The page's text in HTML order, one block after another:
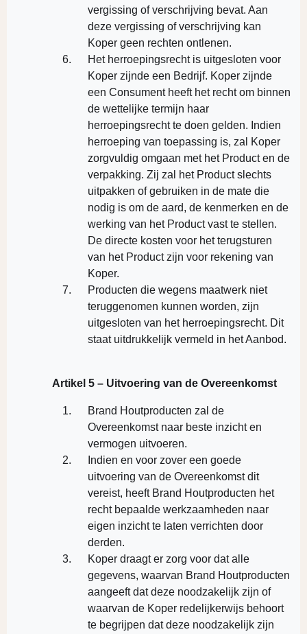
vergissing of verschrijving bevat. Aan
deze vergissing of verschrijving kan
Koper geen rechten ontlenen.
Het herroepingsrecht is uitgesloten voor
Koper zijnde een Bedrijf. Koper zijnde
een Consument heeft het recht om binnen
de wettelijke termijn haar
herroepingsrecht te doen gelden. Indien
herroeping van toepassing is, zal Koper
zorgvuldig omgaan met het Product en de
verpakking. Zij zal het Product slechts
uitpakken of gebruiken in de mate die
nodig is om de aard, de kenmerken en de
werking van het Product vast te stellen.
De directe kosten voor het terugsturen
van het Product zijn voor rekening van
Koper.
Producten die wegens maatwerk niet
teruggenomen kunnen worden, zijn
uitgesloten van het herroepingsrecht. Dit
staat uitdrukkelijk vermeld in het Aanbod.
Artikel 5 – Uitvoering van de Overeenkomst
Brand Houtproducten zal de
Overeenkomst naar beste inzicht en
vermogen uitvoeren.
Indien en voor zover een goede
uitvoering van de Overeenkomst dit
vereist, heeft Brand Houtproducten het
recht bepaalde werkzaamheden naar
eigen inzicht te laten verrichten door
derden.
Koper draagt er zorg voor dat alle
gegevens, waarvan Brand Houtproducten
aangeeft dat deze noodzakelijk zijn of
waarvan de Koper redelijkerwijs behoort
te begrijpen dat deze noodzakelijk zijn